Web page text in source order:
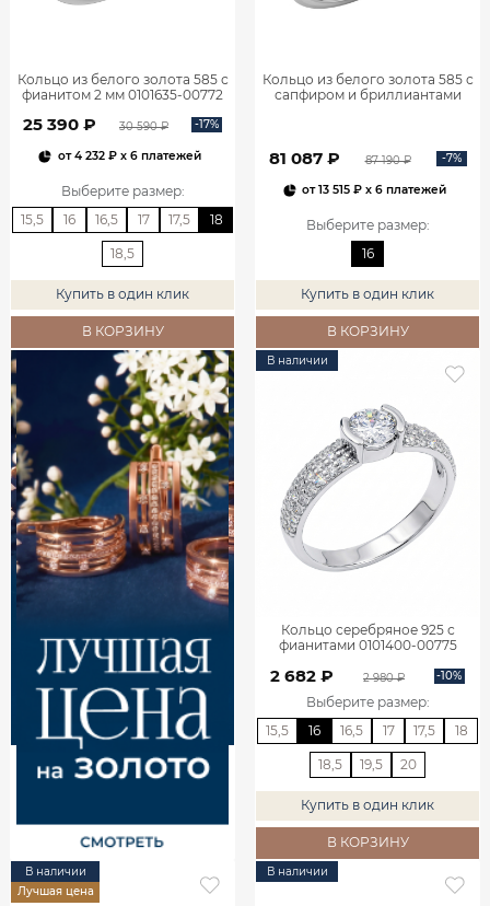
Кольцо из белого золота 585 с
фианитом 2 мм 0101635-00772
25 390 ₽ 30 590 ₽ -17%
от4 232 ₽x 6 платежей
Выберите размер:
15,5
16 16,5 17 17,5 18
18,5
Купить в один клик
В КОРЗИНУ
Кольцо из белого золота 585 с
сапфиром и бриллиантами
81 087 ₽ 87 190 ₽ -7%
от13 515 ₽ x 6 платежей
Выберите размер:
16
Купить в один клик
В КОРЗИНУ
В наличии
Кольцо серебряное 925 с
фианитами 0101400-00775
2 682 ₽ 2 980 ₽ -10%
Выберите размер:
15,5
16 16,5 17 17,5 18
18,5 19,5 20
Купить в один клик
В КОРЗИНУ
В наличии
Лучшая цена
В наличии